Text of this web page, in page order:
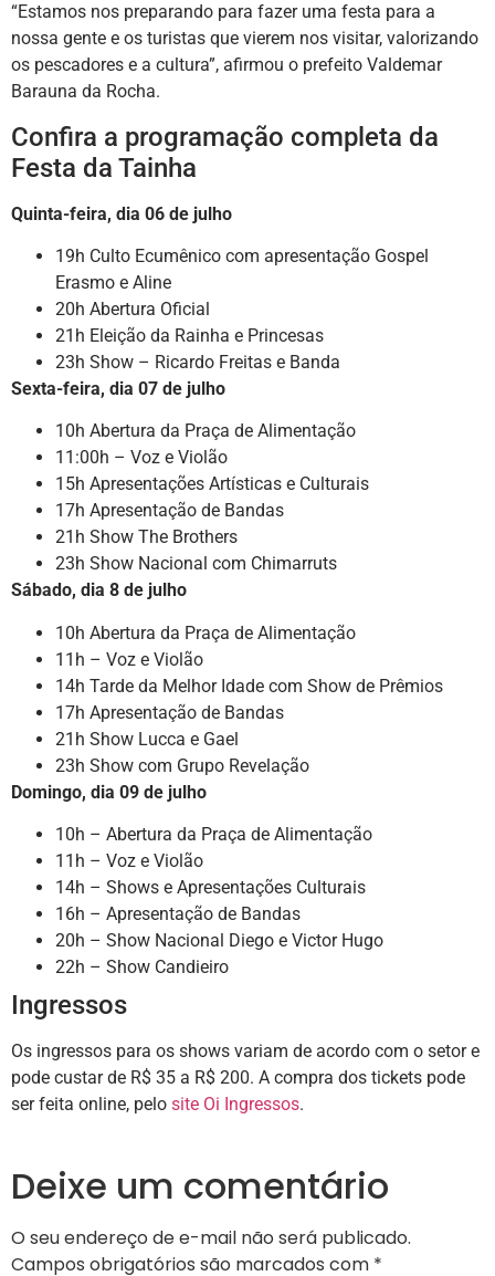
“Estamos nos preparando para fazer uma festa para a
nossa gente e os turistas que vierem nos visitar, valorizando
os pescadores e a cultura”, afirmou o prefeito Valdemar
Barauna da Rocha.
Confira a programação completa da
Festa da Tainha
Quinta-feira, dia 06 de julho
19h Culto Ecumênico com apresentação Gospel
Erasmo e Aline
20h Abertura Oficial
21h Eleição da Rainha e Princesas
23h Show – Ricardo Freitas e Banda
Sexta-feira, dia 07 de julho
10h Abertura da Praça de Alimentação
11:00h – Voz e Violão
15h Apresentações Artísticas e Culturais
17h Apresentação de Bandas
21h Show The Brothers
23h Show Nacional com Chimarruts
Sábado, dia 8 de julho
10h Abertura da Praça de Alimentação
11h – Voz e Violão
14h Tarde da Melhor Idade com Show de Prêmios
17h Apresentação de Bandas
21h Show Lucca e Gael
23h Show com Grupo Revelação
Domingo, dia 09 de julho
10h – Abertura da Praça de Alimentação
11h – Voz e Violão
14h – Shows e Apresentações Culturais
16h – Apresentação de Bandas
20h – Show Nacional Diego e Victor Hugo
22h – Show Candieiro
Ingressos
Os ingressos para os shows variam de acordo com o setor e
pode custar de R$ 35 a R$ 200. A compra dos tickets pode
ser feita online, pelo site Oi Ingressos.
Deixe um comentário
O seu endereço de e-mail não será publicado.
Campos obrigatórios são marcados com *